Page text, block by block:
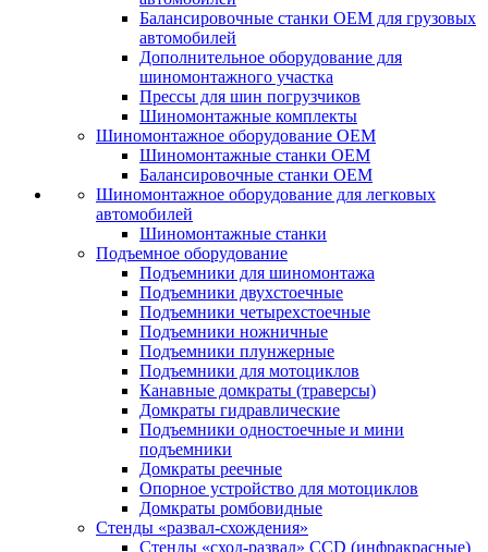
Балансировочные станки ОЕМ для грузовых
автомобилей
Дополнительное оборудование для
шиномонтажного участка
Прессы для шин погрузчиков
Шиномонтажные комплекты
Шиномонтажное оборудование ОЕМ
Шиномонтажные станки ОЕМ
Балансировочные станки ОЕМ
Шиномонтажное оборудование для легковых
автомобилей
Шиномонтажные станки
Подъемное оборудование
Подъемники для шиномонтажа
Подъемники двухстоечные
Подъемники четырехстоечные
Подъемники ножничные
Подъемники плунжерные
Подъемники для мотоциклов
Канавные домкраты (траверсы)
Домкраты гидравлические
Подъемники одностоечные и мини
подъемники
Домкраты реечные
Опорное устройство для мотоциклов
Домкраты ромбовидные
Стенды «развал-схождения»
Стенды «сход-развал» CCD (инфракрасные)